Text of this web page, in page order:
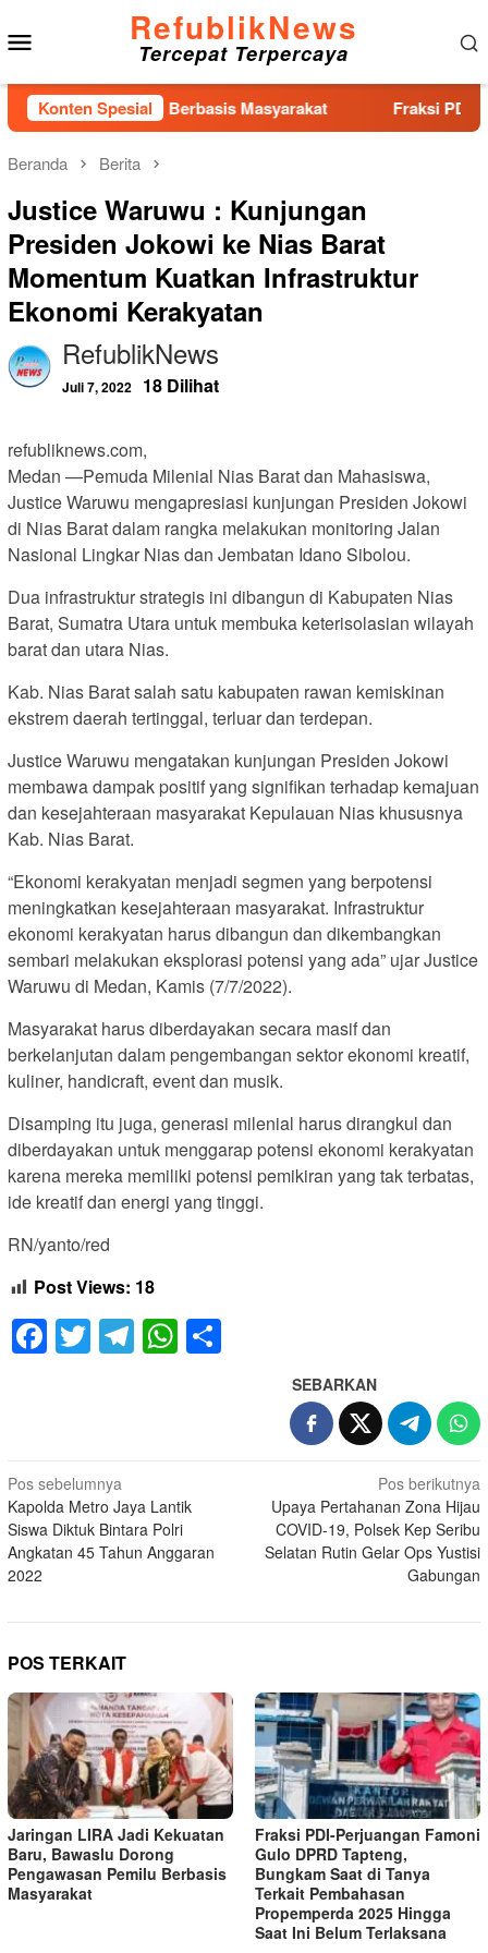
ke
konten
RefublikNews
Tercepat Terpercaya
Konten Spesial
Pemilu Berbasis Masyarakat Fraksi PDI-
Beranda Berita
Justice Waruwu : Kunjungan
Presiden Jokowi ke Nias Barat
Momentum Kuatkan Infrastruktur
Ekonomi Kerakyatan
RefublikNews
Juli 7, 2022 18 Dilihat
refubliknews.com,
Medan —Pemuda Milenial Nias Barat dan Mahasiswa,
Justice Waruwu mengapresiasi kunjungan Presiden Jokowi
di Nias Barat dalam rangka melakukan monitoring Jalan
Nasional Lingkar Nias dan Jembatan Idano Sibolou.
Dua infrastruktur strategis ini dibangun di Kabupaten Nias
Barat, Sumatra Utara untuk membuka keterisolasian wilayah
barat dan utara Nias.
Kab. Nias Barat salah satu kabupaten rawan kemiskinan
ekstrem daerah tertinggal, terluar dan terdepan.
Justice Waruwu mengatakan kunjungan Presiden Jokowi
membawa dampak positif yang signifikan terhadap kemajuan
dan kesejahteraan masyarakat Kepulauan Nias khususnya
Kab. Nias Barat.
“Ekonomi kerakyatan menjadi segmen yang berpotensi
meningkatkan kesejahteraan masyarakat. Infrastruktur
ekonomi kerakyatan harus dibangun dan dikembangkan
sembari melakukan eksplorasi potensi yang ada” ujar Justice
Waruwu di Medan, Kamis (7/7/2022).
Masyarakat harus diberdayakan secara masif dan
berkelanjutan dalam pengembangan sektor ekonomi kreatif,
kuliner, handicraft, event dan musik.
Disamping itu juga, generasi milenial harus dirangkul dan
diberdayakan untuk menggarap potensi ekonomi kerakyatan
karena mereka memiliki potensi pemikiran yang tak terbatas,
ide kreatif dan energi yang tinggi.
RN/yanto/red
Post Views: 18
Facebook
Twitter
Telegram
WhatsApp
SEBARKAN
Navigasi
pos
Pos sebelumnya
Kapolda Metro Jaya Lantik
Siswa Diktuk Bintara Polri
Angkatan 45 Tahun Anggaran
2022
Pos berikutnya
Upaya Pertahanan Zona Hijau
COVID-19, Polsek Kep Seribu
Selatan Rutin Gelar Ops Yustisi
Gabungan
POS TERKAIT
Jaringan LIRA Jadi Kekuatan
Baru, Bawaslu Dorong
Pengawasan Pemilu Berbasis
Masyarakat
Fraksi PDI-Perjuangan Famoni
Gulo DPRD Tapteng,
Bungkam Saat di Tanya
Terkait Pembahasan
Propemperda 2025 Hingga
Saat Ini Belum Terlaksana